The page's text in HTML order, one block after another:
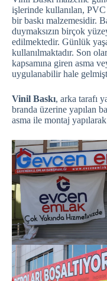
işlerinde kullanılan, PVC
bir baskı malzemesidir.
duymaksızın birçok
edilmektedir. Günlük
kullanılmaktadır. Son
kapsamına giren asma
uygulanabilir hale
Vinil Baskı, arka tarafı
branda üzerine yapılan
asma ile montaj